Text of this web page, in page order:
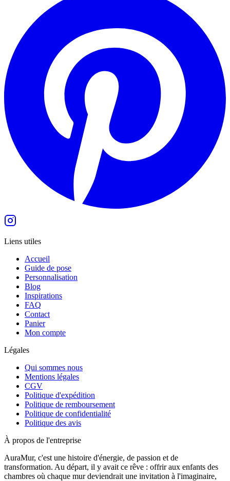
Liens utiles
Accueil
Guide de pose
Personnalisation
Blog
Inspirations
FAQ
Contact
Panier
Mon compte
Légales
Qui sommes nous
Mentions légales
CGV
Politique d'expédition
Politique de remboursement
Politique de confidentialité
Politique des avis
À propos de l'entreprise
AuraMur, c'est une histoire d'énergie, de passion et de
transformation. Au départ, il y avait ce rêve : offrir aux enfants des
chambres où chaque mur deviendrait une invitation à l'imaginaire,